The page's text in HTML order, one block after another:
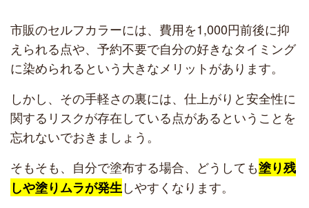
市販のセルフカラーには、費用を1,000円前後に抑
えられる点や、予約不要で自分の好きなタイミング
に染められるという大きなメリットがあります。
しかし、その手軽さの裏には、仕上がりと安全性に
関するリスクが存在している点があるということを
忘れないでおきましょう。
そもそも、自分で塗布する場合、どうしても塗り残
しや塗りムラが発生しやすくなります。